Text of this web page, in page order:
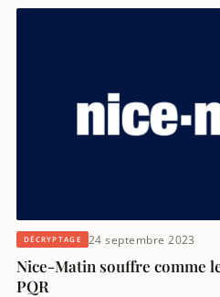
DÉCRYPTAGE 24 septembre 2023
Nice-Matin souffre comme
PQR